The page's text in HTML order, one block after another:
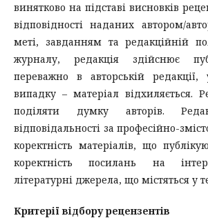
винятково на підставі висновків
відповідності наданих автором/
меті, завданням та редакційній
журналу, редакція здійснює
переважно в авторській
випадку – матеріал відхиляється.
поділяти думку авторів.
відповідальності за професійно-
коректність матеріалів, що
коректність посилань на
літературні джерела, що містяться у
Критерії відбору рецензентів